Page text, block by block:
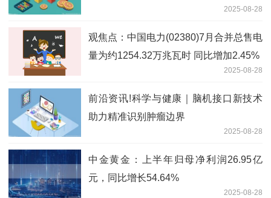
2025-08-28
观焦点：中国电力(02380)7月合并总售电
量为约1254.32万兆瓦时 同比增加2.45%
2025-08-28
前沿资讯!科学与健康｜脑机接口新技术
助力精准识别肿瘤边界
2025-08-28
中金黄金：上半年归母净利润26.95亿
元，同比增长54.64%
2025-08-28